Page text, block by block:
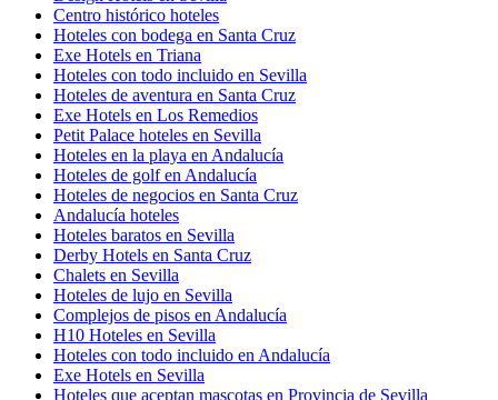
Centro histórico hoteles
Hoteles con bodega en Santa Cruz
Exe Hotels en Triana
Hoteles con todo incluido en Sevilla
Hoteles de aventura en Santa Cruz
Exe Hotels en Los Remedios
Petit Palace hoteles en Sevilla
Hoteles en la playa en Andalucía
Hoteles de golf en Andalucía
Hoteles de negocios en Santa Cruz
Andalucía hoteles
Hoteles baratos en Sevilla
Derby Hotels en Santa Cruz
Chalets en Sevilla
Hoteles de lujo en Sevilla
Complejos de pisos en Andalucía
H10 Hoteles en Sevilla
Hoteles con todo incluido en Andalucía
Exe Hotels en Sevilla
Hoteles que aceptan mascotas en Provincia de Sevilla